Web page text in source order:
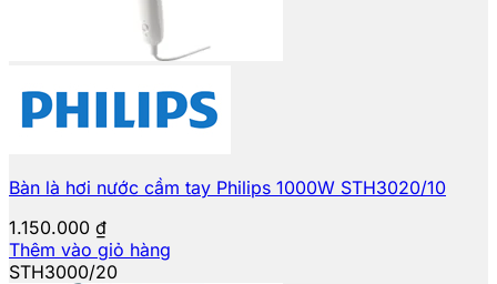
Bàn là hơi nước cầm tay Philips 1000W STH3020/10
1.150.000 ₫
Thêm vào giỏ hàng
STH3000/20